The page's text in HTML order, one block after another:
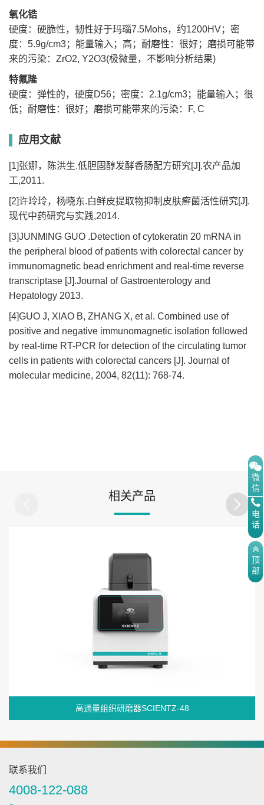
氧化锆
硬度：硬脆性，韧性好于玛瑙7.5Mohs，约1200HV ； 密
度：5.9g/cm3；能量输入；高；耐磨性：很好；磨损可能带
来的污染：ZrO2, Y2O3(极微量，不影响分析结果)
特氟隆
硬度：弹性的，硬度D56； 密度：2.1g/cm3；能量输入；很
低；耐磨性：很好；磨损可能带来的污染：F, C
应用文献
[1]张娜，陈洪生.低胆固醇发酵香肠配方研究[J].农产品加
工,2011.
[2]许玲玲，杨晓东.白鲜皮提取物抑制皮肤癣菌活性研究[J].
现代中药研究与实践,2014.
[3]JUNMING GUO .Detection of cytokeratin 20 mRNA in
the peripheral blood of patients with colorectal cancer by
immunomagnetic bead enrichment and real-time reverse
transcriptase [J].Journal of Gastroenterology and
Hepatology 2013.
[4]GUO J, XIAO B, ZHANG X, et al. Combined use of
positive and negative immunomagnetic isolation followed
by real-time RT-PCR for detection of the circulating tumor
cells in patients with colorectal cancers [J]. Journal of
molecular medicine, 2004, 82(11): 768-74.
相关产品
高通量组织研磨器SCIENTZ-48
联系我们
4008-122-088
微
信
电
话
顶
部